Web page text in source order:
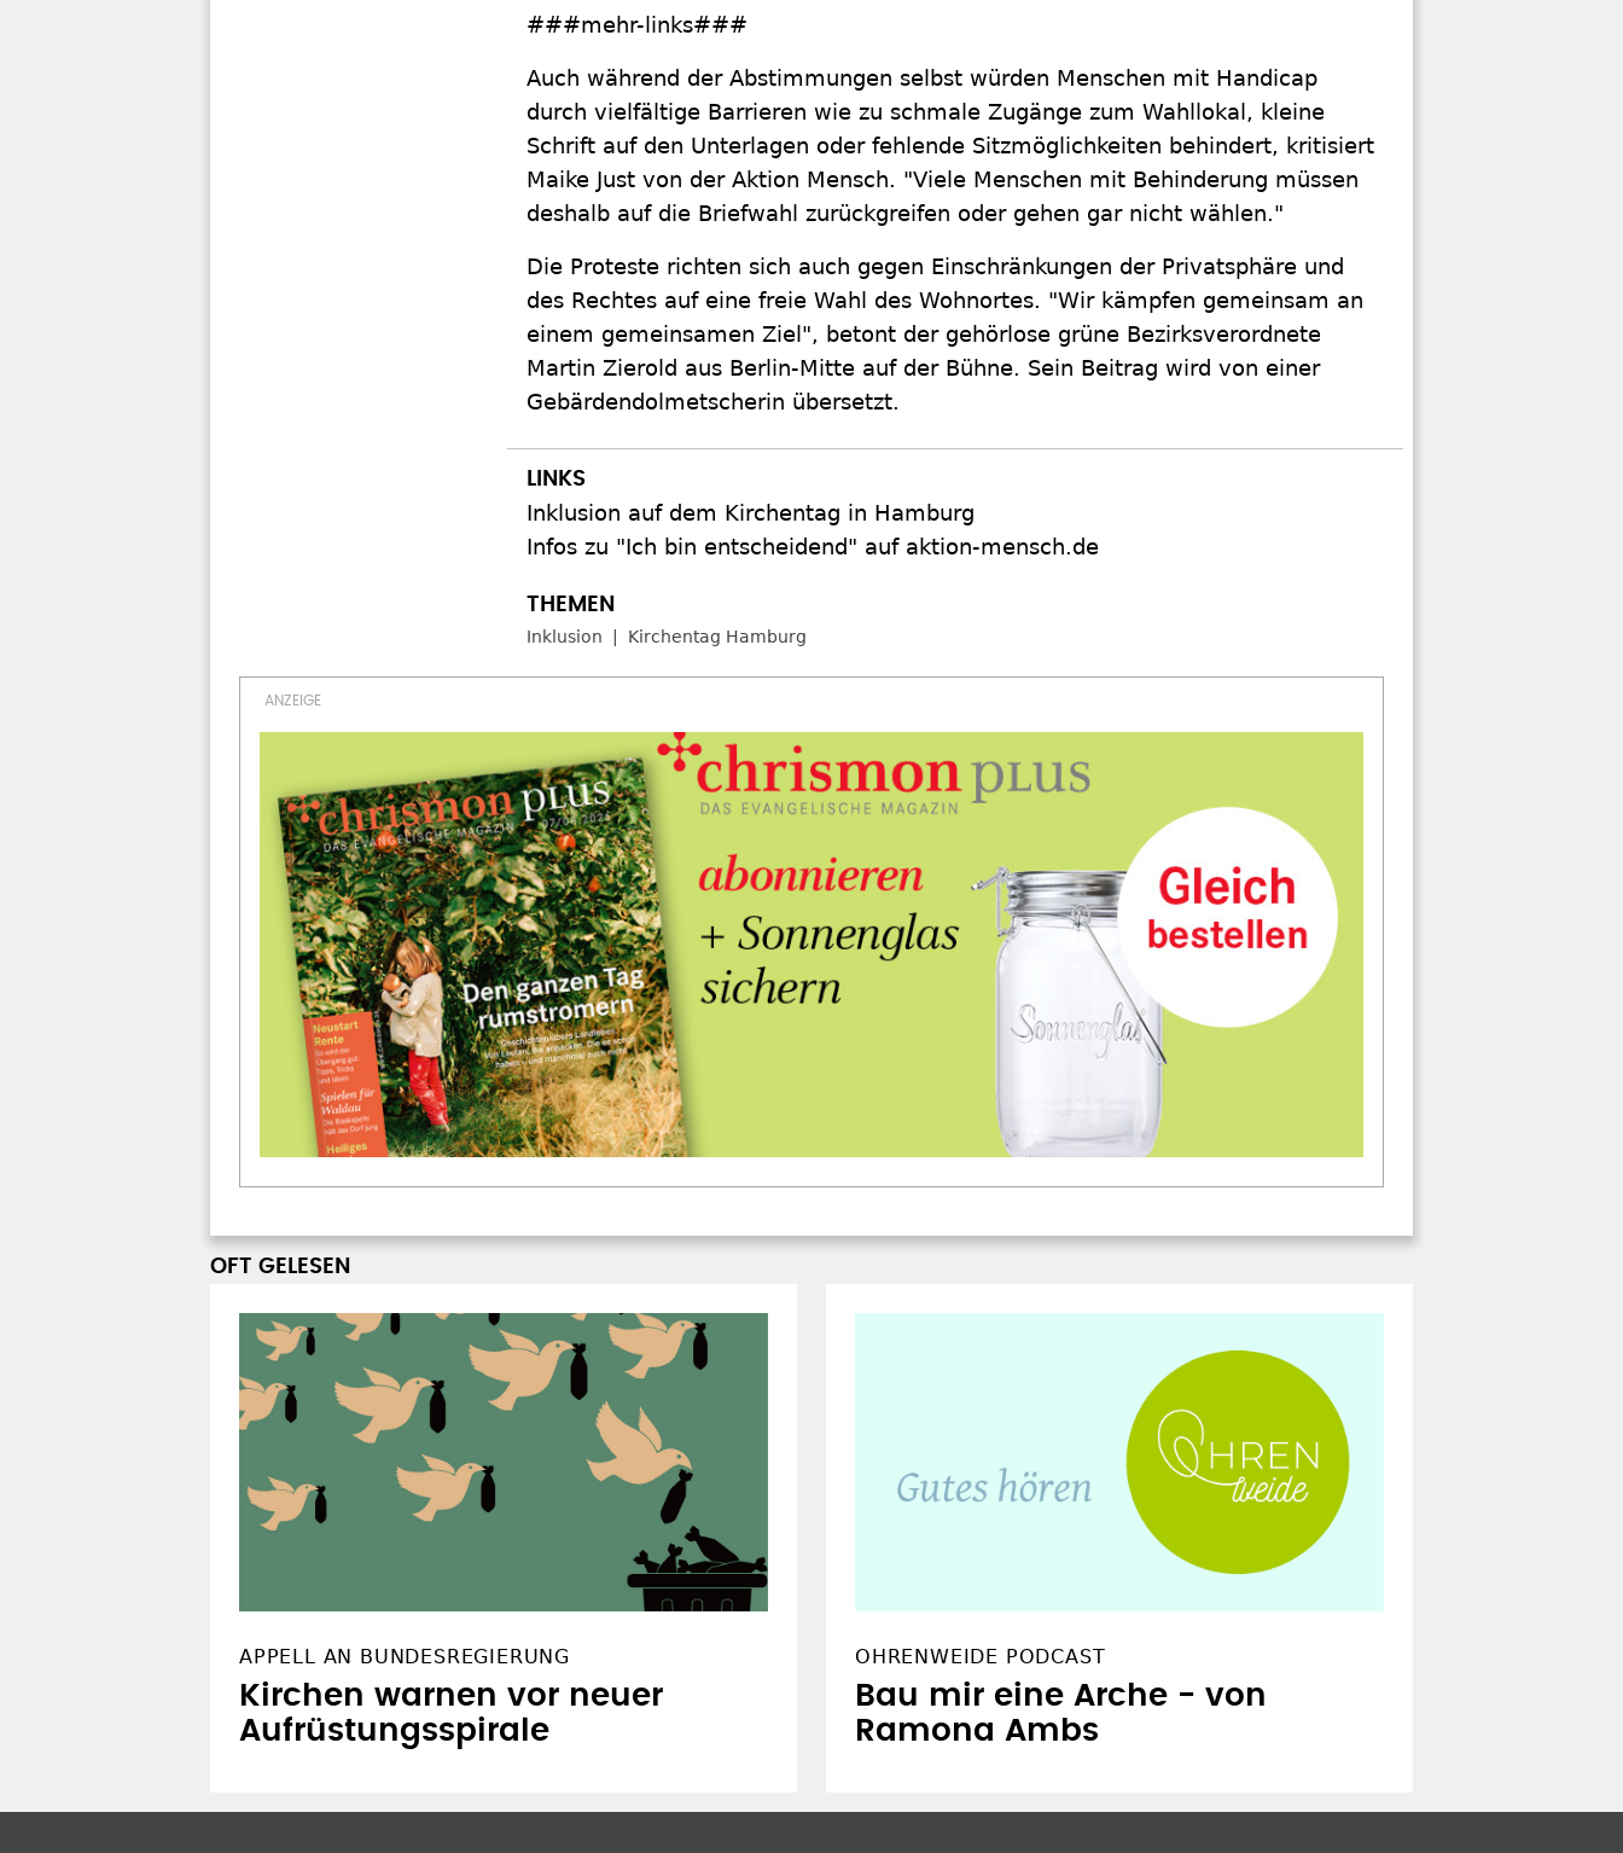
###mehr-links###
Auch während der Abstimmungen selbst würden Menschen mit Handicap
durch vielfältige Barrieren wie zu schmale Zugänge zum Wahllokal, kleine
Schrift auf den Unterlagen oder fehlende Sitzmöglichkeiten behindert, kritisiert
Maike Just von der Aktion Mensch. "Viele Menschen mit Behinderung müssen
deshalb auf die Briefwahl zurückgreifen oder gehen gar nicht wählen."
Die Proteste richten sich auch gegen Einschränkungen der Privatsphäre und
des Rechtes auf eine freie Wahl des Wohnortes. "Wir kämpfen gemeinsam an
einem gemeinsamen Ziel", betont der gehörlose grüne Bezirksverordnete
Martin Zierold aus Berlin-Mitte auf der Bühne. Sein Beitrag wird von einer
Gebärdendolmetscherin übersetzt.
Inklusion auf dem Kirchentag in Hamburg
Infos zu "Ich bin entscheidend" auf aktion-mensch.de
Inklusion Kirchentag Hamburg
OFT GELESEN
APPELL AN BUNDESREGIERUNG
Kirchen warnen vor neuer
Aufrüstungsspirale
OHRENWEIDE PODCAST
Bau mir eine Arche - von
Ramona Ambs